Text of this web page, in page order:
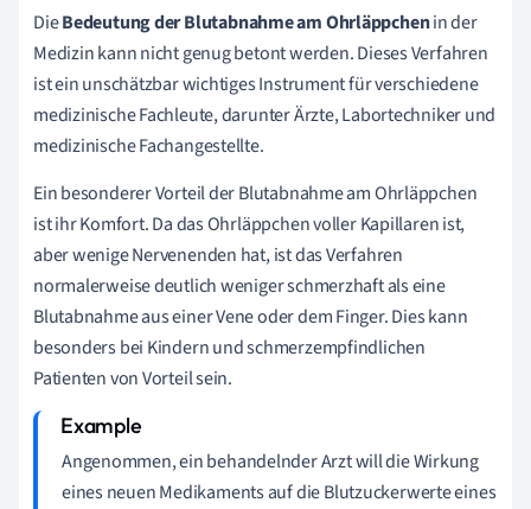
DieBedeutung der Blutabnahme am Ohrläppchenin der
Medizin kann nicht genug betont werden. Dieses Verfahren
ist ein unschätzbar wichtiges Instrument für verschiedene
medizinische Fachleute, darunter Ärzte, Labortechniker und
medizinische Fachangestellte.
Ein besonderer Vorteil der Blutabnahme am Ohrläppchen
ist ihr Komfort. Da das Ohrläppchen voller Kapillaren ist,
aber wenige Nervenenden hat, ist das Verfahren
normalerweise deutlich weniger schmerzhaft als eine
Blutabnahme aus einer Vene oder dem Finger. Dies kann
besonders bei Kindern und schmerzempfindlichen
Patienten von Vorteil sein.
Angenommen, ein behandelnder Arzt will die Wirkung
eines neuen Medikaments auf die Blutzuckerwerte eines